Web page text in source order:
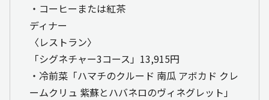
・コーヒーまたは紅茶
ディナー
〈レストラン〉
「シグネチャー3コース」13,915円
・冷前菜「ハマチのクルード 南瓜 アボカド クレ
ームクリュ 紫蘇とハバネロのヴィネグレット」